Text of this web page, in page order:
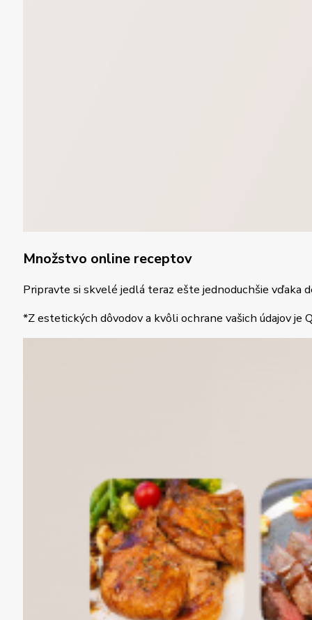
Množstvo online receptov
Pripravte si skvelé jedlá teraz ešte jednoduchšie
*Z estetických dôvodov a kvôli ochrane vašich údajov